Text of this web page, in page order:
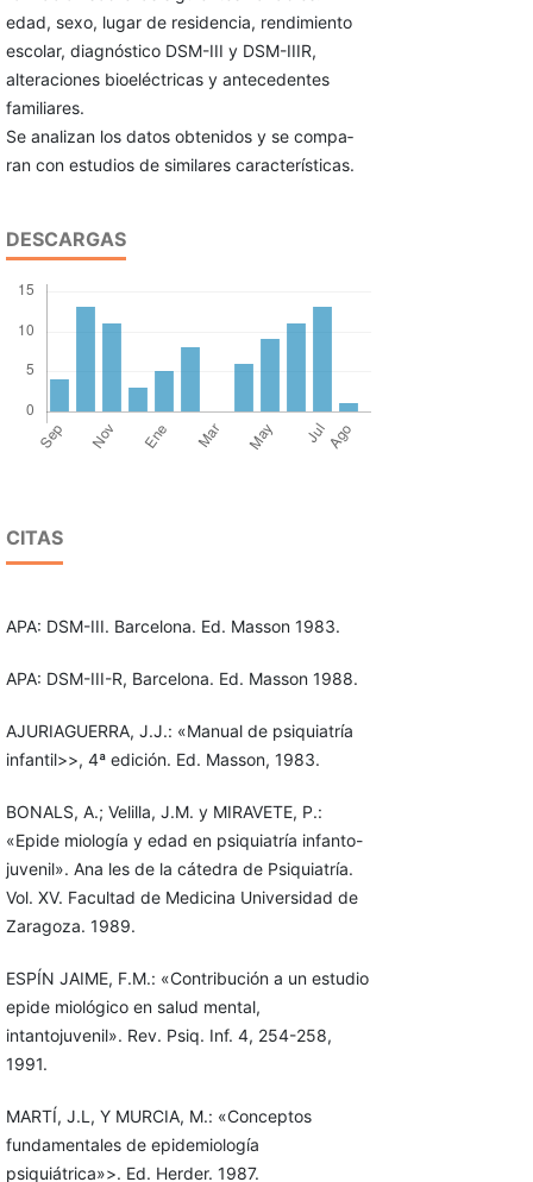
edad, sexo, lugar de residencia, rendimiento
escolar, diagnóstico DSM-III y DSM-IIIR,
alteraciones bioeléctricas y antecedentes
familiares.
Se analizan los datos obtenidos y se compa­
ran con estudios de similares características.
DESCARGAS
CITAS
APA: DSM-III. Barcelona. Ed. Masson 1983.
APA: DSM-III-R, Barcelona. Ed. Masson 1988.
AJURIAGUERRA, J.J.: «Manual de psiquiatría
infantil>>, 4ª edición. Ed. Masson, 1983.
BONALS, A.; Velilla, J.M. y MIRAVETE, P.:
«Epide miología y edad en psiquiatría infanto-
juvenil». Ana les de la cátedra de Psiquiatría.
Vol. XV. Facultad de Medicina Universidad de
Zaragoza. 1989.
ESPÍN JAIME, F.M.: «Contribución a un estudio
epide miológico en salud mental,
intantojuvenil». Rev. Psiq. Inf. 4, 254-258,
1991.
MARTÍ, J.L, Y MURCIA, M.: «Conceptos
fundamentales de epidemiología
psiquiátrica»>. Ed. Herder. 1987.